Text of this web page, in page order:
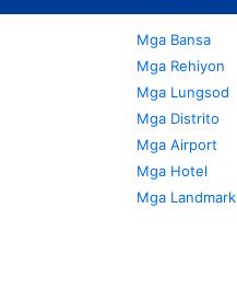
Mga Bansa
Mga Rehiyon
Mga Lungsod
Mga Distrito
Mga Airport
Mga Hotel
Mga Landmark